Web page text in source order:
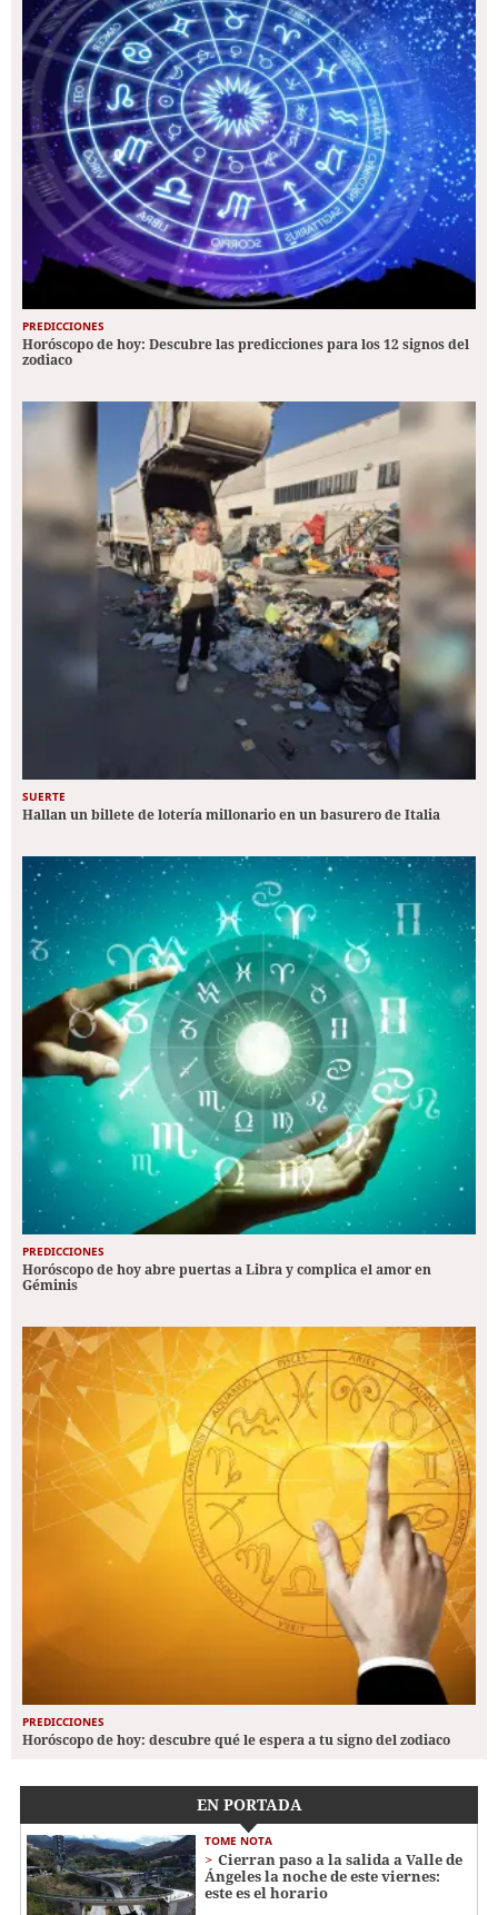
PREDICCIONES
Horóscopo de hoy: Descubre las predicciones para los 12 signos del
zodiaco
SUERTE
Hallan un billete de lotería millonario en un basurero de Italia
PREDICCIONES
Horóscopo de hoy abre puertas a Libra y complica el amor en
Géminis
PREDICCIONES
Horóscopo de hoy: descubre qué le espera a tu signo del zodiaco
EN PORTADA
TOME NOTA
Cierran paso a la salida a Valle de
Ángeles la noche de este viernes:
este es el horario